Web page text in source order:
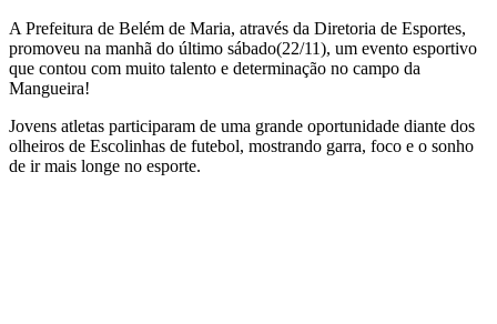
A Prefeitura de Belém de Maria, através da Diretoria de Esportes,
promoveu na manhã do último sábado(22/11), um evento esportivo
que contou com muito talento e determinação no campo da
Mangueira!
Jovens atletas participaram de uma grande oportunidade diante dos
olheiros de Escolinhas de futebol, mostrando garra, foco e o sonho
de ir mais longe no esporte.